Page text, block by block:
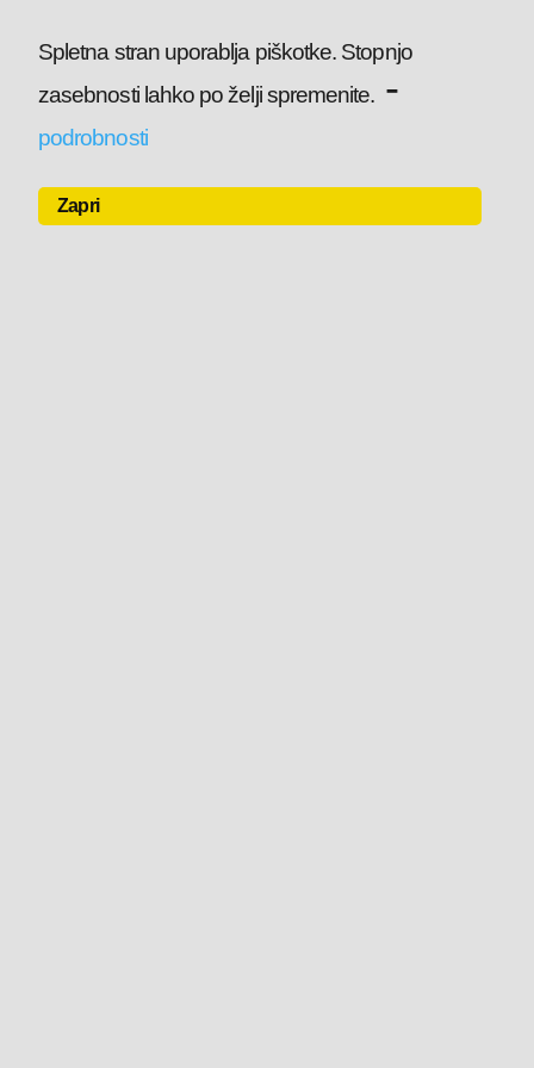
Spletna stran uporablja piškotke. Stopnjo
zasebnosti lahko po želji spremenite. -
podrobnosti
Zapri